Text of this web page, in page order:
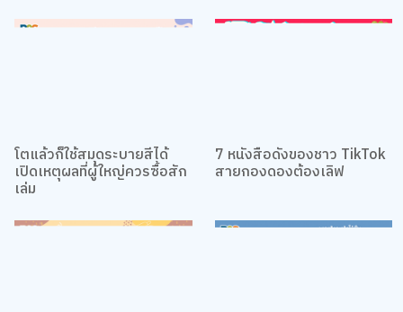
โตแล้วก็ใช้สมุดระบายสีได้
เปิดเหตุผลที่ผู้ใหญ่ควรซื้อสัก
7 หนังสือดังของชาว TikTok